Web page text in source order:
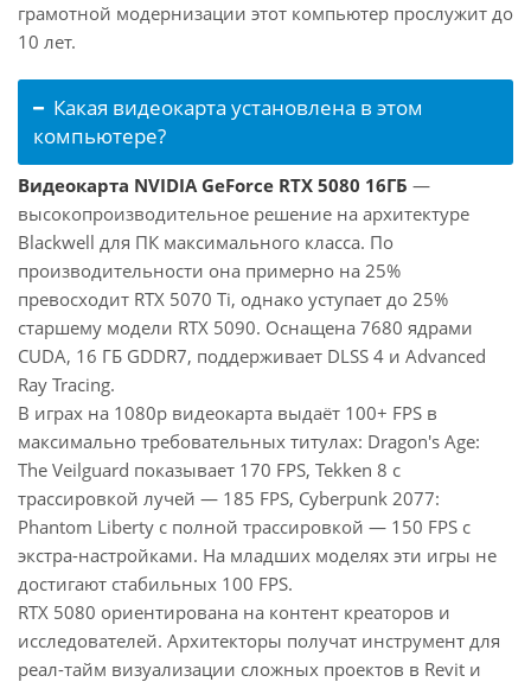
грамотной модернизации этот компьютер прослужит до
10 лет.
Какая видеокарта установлена в этом
компьютере?
Видеокарта NVIDIA GeForce RTX 5080 16ГБ —
высокопроизводительное решение на архитектуре
Blackwell для ПК максимального класса. По
производительности она примерно на 25%
превосходит RTX 5070 Ti, однако уступает до 25%
старшему модели RTX 5090. Оснащена 7680 ядрами
CUDA, 16 ГБ GDDR7, поддерживает DLSS 4 и Advanced
Ray Tracing.
В играх на 1080p видеокарта выдаёт 100+ FPS в
максимально требовательных титулах: Dragon's Age:
The Veilguard показывает 170 FPS, Tekken 8 с
трассировкой лучей — 185 FPS, Cyberpunk 2077:
Phantom Liberty с полной трассировкой — 150 FPS с
экстра-настройками. На младших моделях эти игры не
достигают стабильных 100 FPS.
RTX 5080 ориентирована на контент креаторов и
исследователей. Архитекторы получат инструмент для
реал-тайм визуализации сложных проектов в Revit и